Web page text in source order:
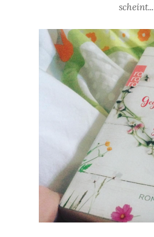
scheint...